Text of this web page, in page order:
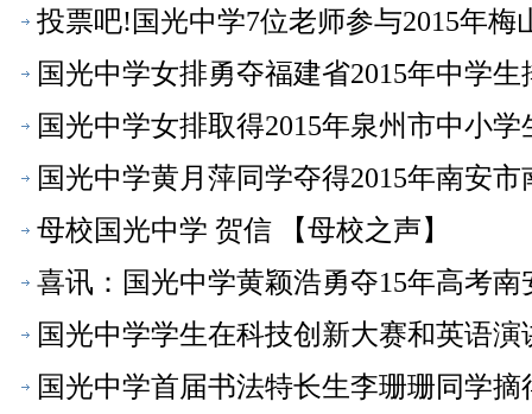
投票吧!国光中学7位老师参与2015年
国光中学女排勇夺福建省2015年中学
国光中学女排取得2015年泉州市中小
国光中学黄月萍同学夺得2015年南安
母校国光中学 贺信 【母校之声】
喜讯：国光中学黄颖浩勇夺15年高考
国光中学学生在科技创新大赛和英语
国光中学首届书法特长生李珊珊同学